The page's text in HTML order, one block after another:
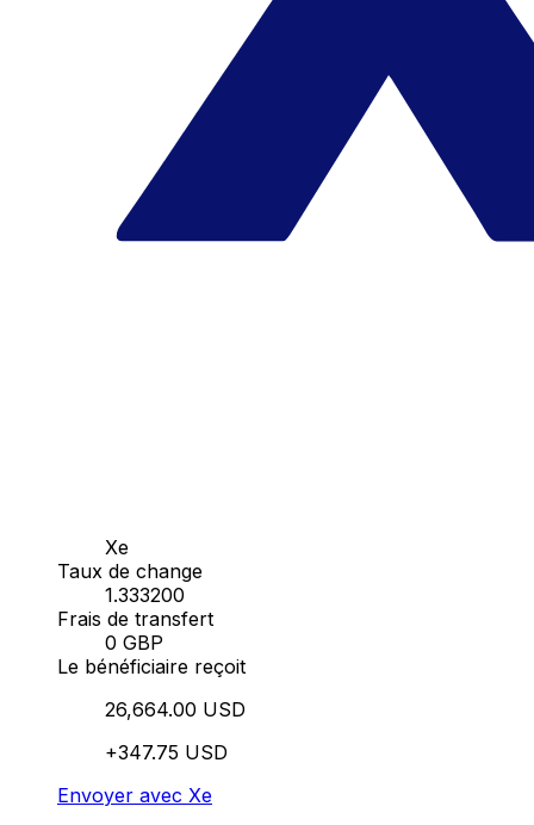
Xe
Taux de change
1.333200
Frais de transfert
0 GBP
Le bénéficiaire reçoit
26,664.00 USD
+347.75 USD
Envoyer avec Xe